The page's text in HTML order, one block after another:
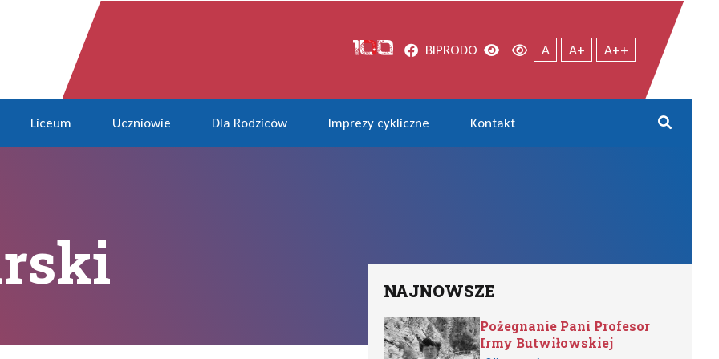
Facebook
BIPRODO Wersja kontrastowa
Wersja domyślna
A A+ A++
Liceum Uczniowie Dla Rodziców Imprezy cykliczne Kontakt
NAJNOWSZE
Pożegnanie Pani Profesor
Irmy Butwiłowskiej